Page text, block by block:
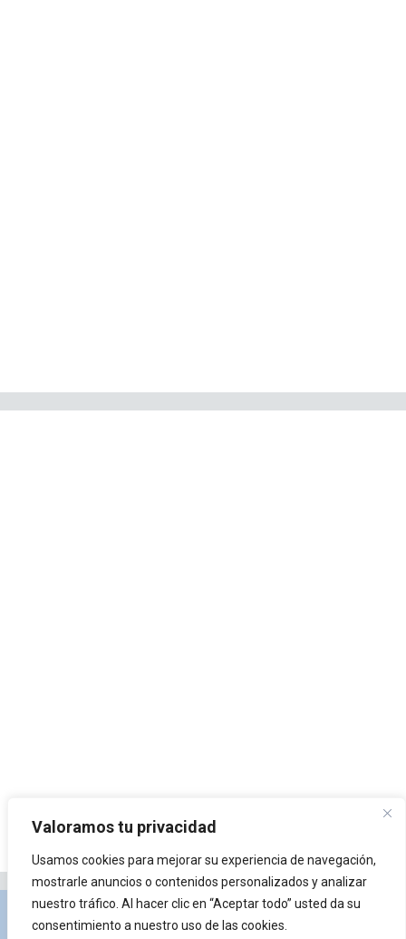
Valoramos tu privacidad
Usamos cookies para mejorar su experiencia de navegación,
mostrarle anuncios o contenidos personalizados y analizar
nuestro tráfico. Al hacer clic en “Aceptar todo” usted da su
consentimiento a nuestro uso de las cookies.
Privacidad y Política de Cookies Portal de